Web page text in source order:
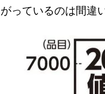
がっているのは間違